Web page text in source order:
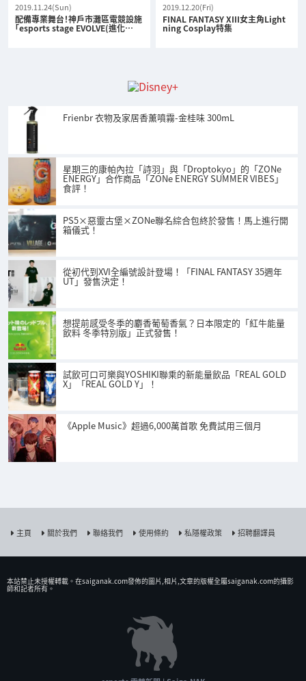
2019.11.24(Sun)
配備專業舞台！神戶市灘區電競設施
「esports stage EVOLVE(進化…
2019.12.20(Fri)
FINAL FANTASY XIII女主角Light
ning Cosplay特集
Frienbr 衣物及家居香薰噴霧-金桂味 300mL
星期三的康帕內拉「詩羽」與「Droptokyo」的「ZONe
ENERGY」合作商品「ZONe ENERGY SUMMER VIBES」
食評！
PS5×惡靈古堡×ZONe聯名綜合包終於發售！馬上進行開
箱儀式！
從初代到XVI全編號設計登場！「FINAL FANTASY 35週年
UT」發售決定！
想提前感受冬季的麝香葡萄香氣？日本限定的「紅牛能量
飲料 冬季特別版」正式發售！
試飲可口可樂與YOSHIKI聯乘的新能量飲品「REAL GOLD
X」「REAL GOLD Y」！
《Apple Music》超過6,000萬首歌 免費試用三個月
主頁 關於我們 聯絡我們 使用條約 私隱權政策 招聘翻譯員
本站禁止未授權𨍭載。在saiganak.com發佈的圖片,相片,文章的版權全屬saiganak.com的攝影
師和記者所有。